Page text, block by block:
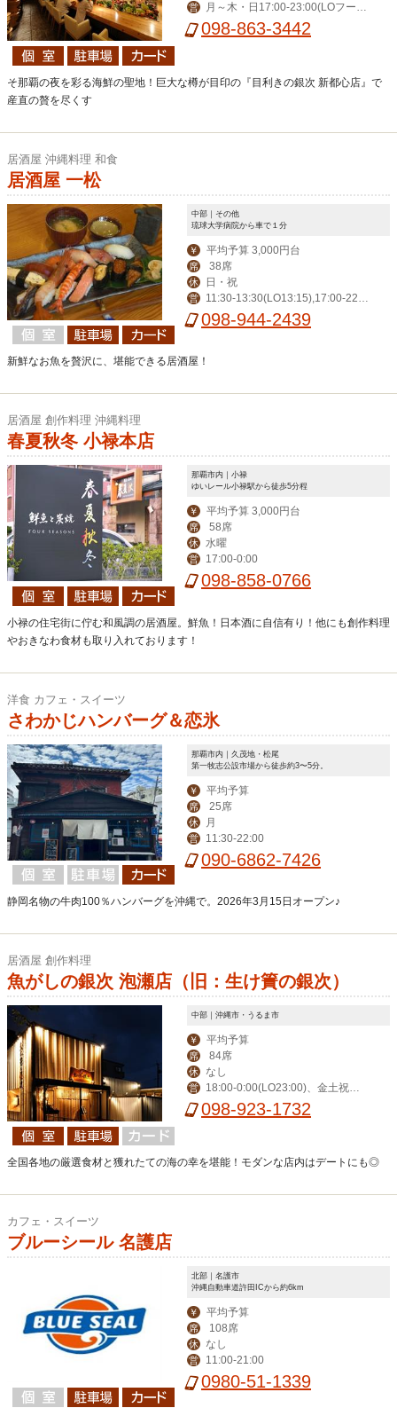
営
月～木・日17:00-23:00(LOフード
22:00/ドリンク22:30)、金・土17:00-
098-863-3442
そ那覇の夜を彩る海鮮の聖地！巨大な樽が目印の『目利きの銀次 新都心店』で
産直の贅を尽くす
居酒屋 沖縄料理 和食
居酒屋 一松
中部｜その他
琉球大学病院から車で１分
￥ 平均予算 3,000円台
席 38席
休 日・祝
営
11:30-13:30(LO13:15),17:00-22:0
0(LO21:00),金土祝前17:00-23:00(LO2
098-944-2439
新鮮なお魚を贅沢に、堪能できる居酒屋！
居酒屋 創作料理 沖縄料理
春夏秋冬 小禄本店
那覇市内｜小禄
ゆいレール小禄駅から徒歩5分程
￥ 平均予算 3,000円台
席 58席
休 水曜
営 17:00-0:00
098-858-0766
小禄の住宅街に佇む和風調の居酒屋。鮮魚！日本酒に自信有り！他にも創作料理
やおきなわ食材も取り入れております！
洋食 カフェ・スイーツ
さわかじハンバーグ＆恋氷
那覇市内｜久茂地・松尾
第一牧志公設市場から徒歩約3〜5分。
￥ 平均予算
席 25席
休 月
営 11:30-22:00
090-6862-7426
静岡名物の牛肉100％ハンバーグを沖縄で。2026年3月15日オープン♪
居酒屋 創作料理
魚がしの銀次 泡瀬店（旧：生け簀の銀次）
中部｜沖縄市・うるま市
￥ 平均予算
席 84席
休 なし
営
18:00-0:00(LO23:00)、金土祝前1
8:00-1:00(0:00)
098-923-1732
全国各地の厳選食材と獲れたての海の幸を堪能！モダンな店内はデートにも◎
カフェ・スイーツ
ブルーシール 名護店
北部｜名護市
沖縄自動車道許田ICから約6km
￥ 平均予算
席 108席
休 なし
営 11:00-21:00
0980-51-1339